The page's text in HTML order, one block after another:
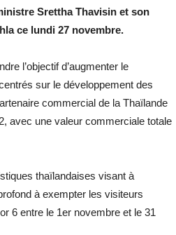
Srettha Thavisin et son
ce lundi 27 novembre.
l’objectif d’augmenter le
sur le développement des
commercial de la Thaïlande
avec une valeur commerciale totale
thaïlandaises visant à
à exempter les visiteurs
6 entre le 1er novembre et le 31